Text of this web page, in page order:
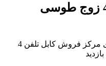
مرکز فروش کابل تلفن 4 زوج طوسی
برای مرکز فروش کابل تلفن 4